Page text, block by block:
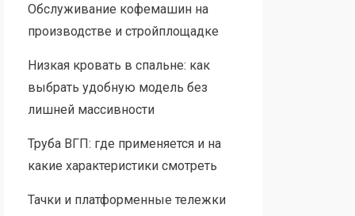
Обслуживание кофемашин на
производстве и стройплощадке
Низкая кровать в спальне: как
выбрать удобную модель без
лишней массивности
Труба ВГП: где применяется и на
какие характеристики смотреть
Тачки и платформенные тележки